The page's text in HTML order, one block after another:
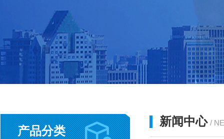
产品分类
新闻中心 /